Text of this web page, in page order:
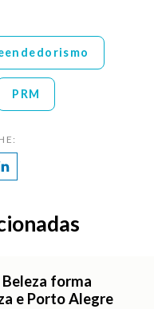
PRM
forma
e Porto Alegre